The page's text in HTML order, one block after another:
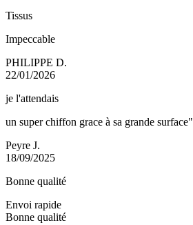
Tissus
Impeccable
PHILIPPE D.
22/01/2026
je l'attendais
un super chiffon grace à sa grande surface"
Peyre J.
18/09/2025
Bonne qualité
Envoi rapide
Bonne qualité